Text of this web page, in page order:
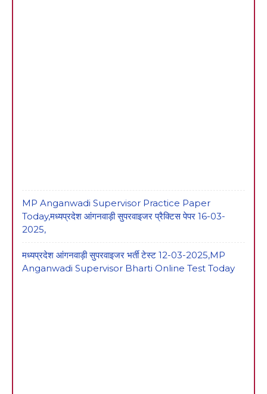
MP Anganwadi Supervisor Practice Paper
Today,मध्यप्रदेश आंगनवाड़ी सुपरवाइजर प्रैक्टिस पेपर 16-03-
2025,
मध्यप्रदेश आंगनवाड़ी सुपरवाइजर भर्ती टेस्ट 12-03-2025,MP
Anganwadi Supervisor Bharti Online Test Today